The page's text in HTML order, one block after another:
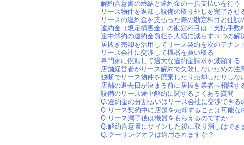
解約合意書の締結と違約金の一括支払いを行う
リース物件を返却し設備の取り外しを完了させ
リースの違約金を支払った際の勘定科目と仕訳
違約金（規定損害金）の勘定科目は「支払手数
途中解約の違約金負担を大幅に減らす３つの解
居抜き売却を活用してリース契約を次のテナン
リース会社に交渉して機器を買い取る
専門家に依頼して過大な違約金請求を減額する
店舗経営者がリース解約で失敗しないための注
独断でリース物件を廃棄したり売却したりしな
店舗の退去日が決まる前に居抜き業者へ相談す
設備のリース途中解約に関するよくある質問
Q.違約金の分割払いはリース会社に交渉できる
Q.リース契約中に店舗を売却することは可能な
Q.リース満了後は機器をもらえるのですか？
Q.解約合意書にサインした後に取り消しはでき
Q.クーリングオフは適用されますか？